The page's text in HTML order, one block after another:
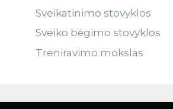
Sveikatinimo stovyklos
Sveiko bėgimo stovyklos
Treniravimo mokslas